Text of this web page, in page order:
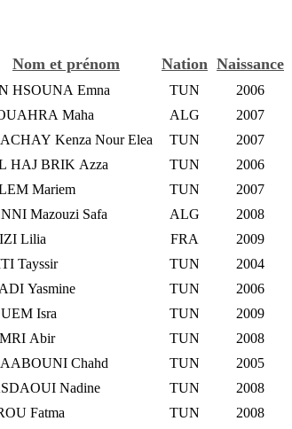
Nom et prénom Nation Naissance
HSOUNA Emna TUN 2006
Maha ALG 2007
Kenza Nour Elea TUN 2007
HAJ BRIK Azza TUN 2006
Mariem TUN 2007
Mazouzi Safa ALG 2008
Lilia FRA 2009
Tayssir TUN 2004
Yasmine TUN 2006
Isra TUN 2009
Abir TUN 2008
Chahd TUN 2005
Nadine TUN 2008
Fatma TUN 2008